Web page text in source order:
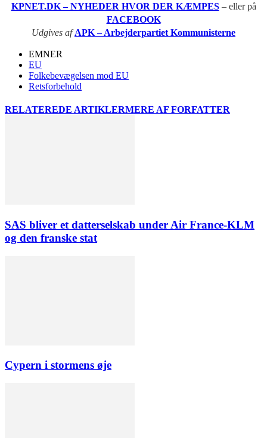
KPNET.DK – NYHEDER HVOR DER KÆMPES – eller på
FACEBOOK
Udgives afAPK – Arbejderpartiet Kommunisterne
EMNER
EU
Folkebevægelsen mod EU
Retsforbehold
RELATEREDE ARTIKLERMERE AF FORFATTER
SAS bliver et datterselskab under Air France-KLM
og den franske stat
Cypern i stormens øje